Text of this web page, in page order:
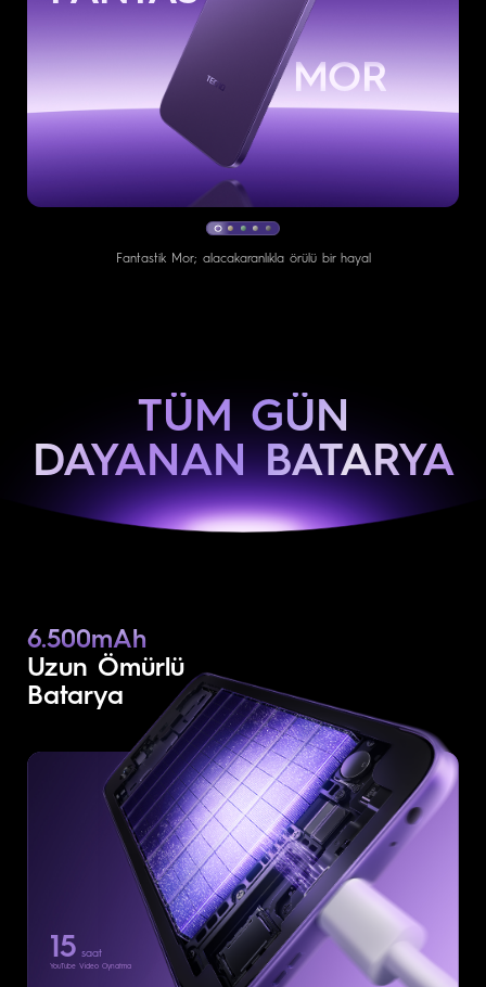
YEŞİLİ
Taze mint, doğanın esintisi.
TÜM GÜN
DAYANAN BATARYA
6.500mAh
Uzun Ömürlü
Batarya
15 saat
YouTube Video Oynatma